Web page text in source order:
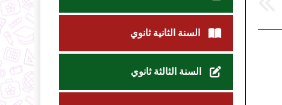
السنة الثانية ثانوي
السنة الثالثة ثانوي